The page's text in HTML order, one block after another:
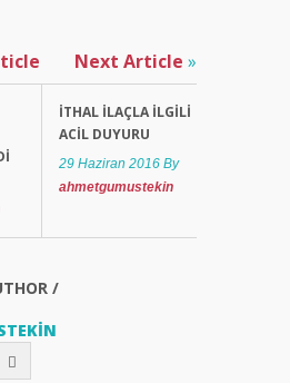
Kimlik Kartı
Kaybolur
yada
Ne
Engelli Kimlik
Next Article »
İTHAL İLAÇLA İLGILI
ACIL DUYURU
29 Haziran 2016 By
ahmetgumustekin
/